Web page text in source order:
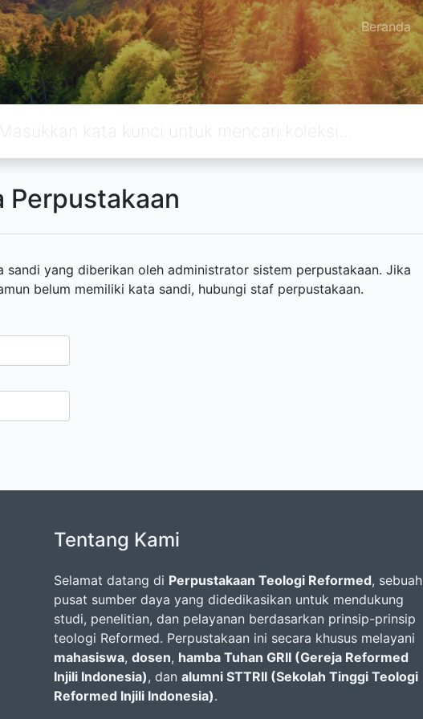
Beranda
Perpustakaan
sandi yang diberikan oleh administrator sistem perpustakaan. Jika
belum memiliki kata sandi, hubungi staf perpustakaan.
Tentang Kami
Selamat datang di Perpustakaan Teologi Reformed, sebuah
pusat sumber daya yang didedikasikan untuk mendukung
studi, penelitian, dan pelayanan berdasarkan prinsip-prinsip
teologi Reformed. Perpustakaan ini secara khusus melayani
mahasiswa, dosen, hamba Tuhan GRII (Gereja Reformed
Injili Indonesia), dan alumni STTRII (Sekolah Tinggi Teologi
Reformed Injili Indonesia).